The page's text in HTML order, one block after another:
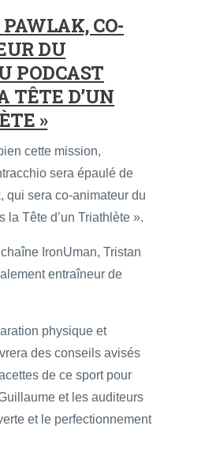
CO-
DU
PODCAST
TÊTE D’UN
»
cette mission,
sera épaulé de
qui sera co-animateur du
la Tête d’un Triathlète ».
IronUman, Tristan
entraîneur de
physique et
des conseils avisés
de ce sport pour
et les auditeurs
et le perfectionnement